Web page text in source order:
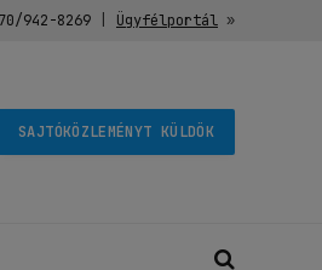
942-8269| Ügyfélportál»
SAJTÓKÖZLEMÉNYT KÜLDÖK